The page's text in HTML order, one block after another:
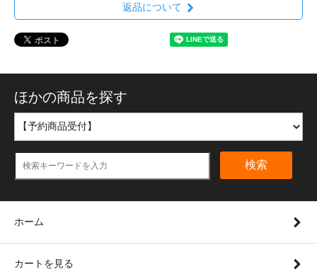
返品について
ほかの商品を探す
検索
ホーム
カートを見る